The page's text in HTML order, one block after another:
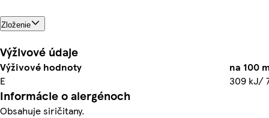
Zloženie
Výživové údaje
Výživové hodnoty
na 100
E
309 kJ/
Informácie o alergénoch
Obsahuje siričitany.